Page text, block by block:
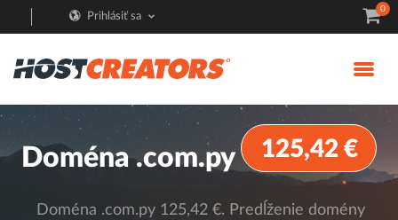
Prihlásiť sa
0
Doména .com.py 125,42 €
Doména .com.py 125,42 €. Predĺženie domény